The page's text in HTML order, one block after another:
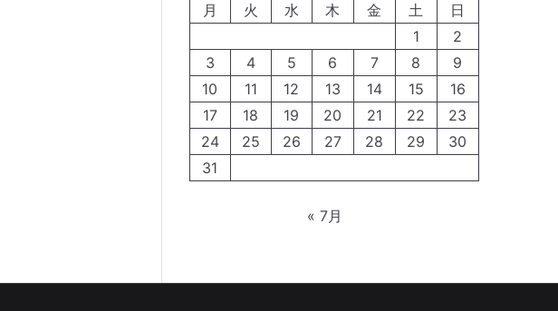
月
火 水 木 金 土
日
1
2
3
4 5 6 7 8
9
10
11 12 13 14 15
16
17
18 19 20 21 22
23
24
25 26 27 28 29
30
31
« 7月